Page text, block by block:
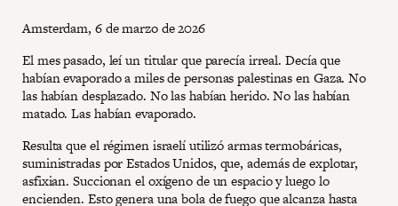
Amsterdam, 6 de marzo de 2026
El mes pasado, leí un titular que parecía irreal. Decía que
habían evaporado a miles de personas palestinas en Gaza. No
las habían desplazado. No las habían herido. No las habían
matado. Las habían evaporado.
Resulta que el régimen israelí utilizó armas termobáricas,
suministradas por Estados Unidos, que, además de explotar,
asfixian. Succionan el oxígeno de un espacio y luego lo
encienden. Esto genera una bola de fuego que alcanza hasta